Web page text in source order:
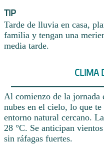
TIP
Tarde de lluvia en casa,
familia y tengan una
media tarde.
CLIMA
Al comienzo de la jornada
nubes en el cielo, lo que
entorno natural cercano.
28 °C. Se anticipan
sin ráfagas fuertes.